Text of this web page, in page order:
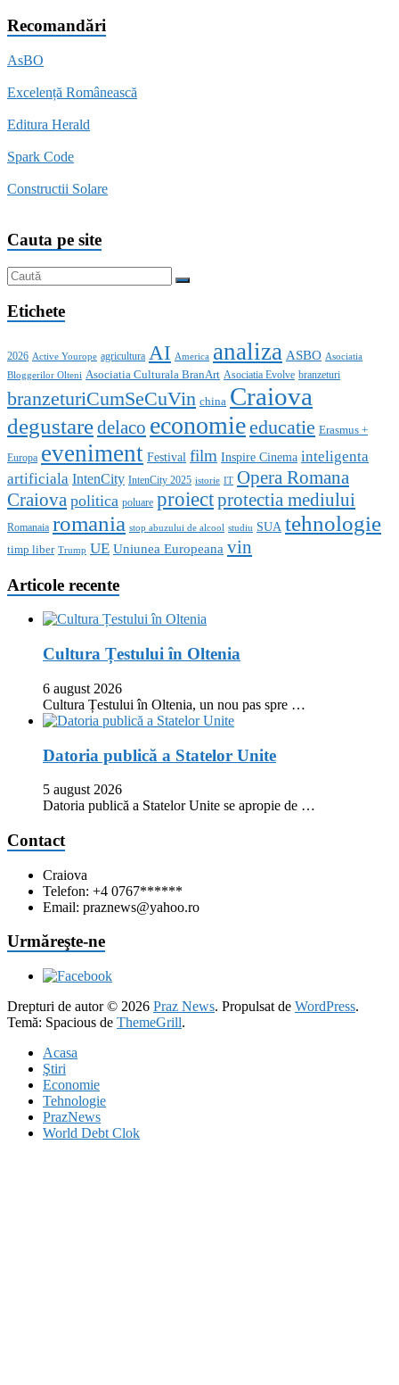
Recomandări
AsBO
Excelență Românească
Editura Herald
Spark Code
Constructii Solare
Cauta pe site
Etichete
2026 Active Yourope agricultura AI America analiza ASBO Asociatia
Bloggerilor Olteni Asociatia Culturala BranArt Asociatia Evolve branzeturi
branzeturiCumSeCuVin china Craiova
degustaredelaco economieeducatie Erasmus +
Europa eveniment Festival film Inspire Cinema inteligenta
artificiala IntenCity IntenCity 2025 istorie IT Opera Romana
Craiova politica poluare proiectprotectia mediului
Romanaia romania stop abuzului de alcool studiu SUA tehnologie
timp liber Trump UE Uniunea Europeana vin
Articole recente
Cultura Țestului în Oltenia
6 august 2026
Cultura Țestului în Oltenia, un nou pas spre …
Datoria publică a Statelor Unite
5 august 2026
Datoria publică a Statelor Unite se apropie de …
Contact
Craiova
Telefon: +4 0767******
Email: praznews@yahoo.ro
Urmăreşte-ne
Drepturi de autor © 2026 Praz News. Propulsat de WordPress.
Temă: Spacious de ThemeGrill.
Acasa
Ştiri
Economie
Tehnologie
PrazNews
World Debt Clok